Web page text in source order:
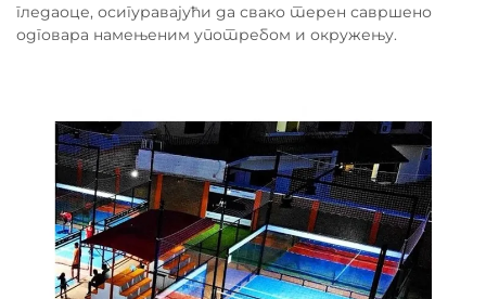
гледаоце, осигуравајући да свако терен савршено
одговара намењеним употребом и окружењу.